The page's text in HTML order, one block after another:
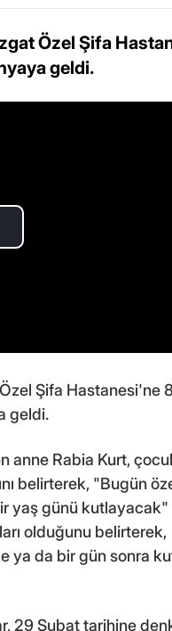
Özel Şifa
geldi.
Şifa Hastanesi'ne
geldi.
Rabia Kurt,
belirterek, "Bugün
yaş günü
olduğunu belirterek,
ya da bir gün sonra
29 Şubat tarihine